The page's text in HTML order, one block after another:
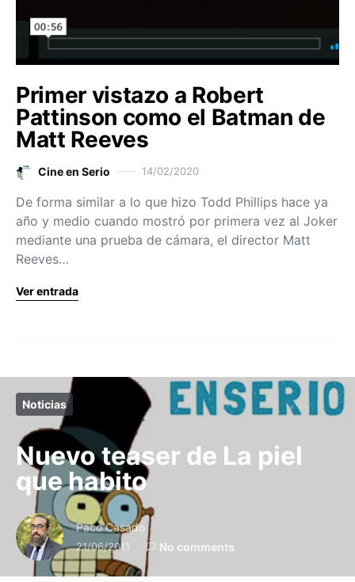
Primer vistazo a Robert
Pattinson como el Batman de
Matt Reeves
Cine en Serio 14/02/2020
De forma similar a lo que hizo Todd Phillips hace ya
año y medio cuando mostró por primera vez al Joker
mediante una prueba de cámara, el director Matt
Reeves…
Ver entrada
Noticias
Nuevo teaser de La piel
que habito
Paco Casado
21/06/2011 No comments